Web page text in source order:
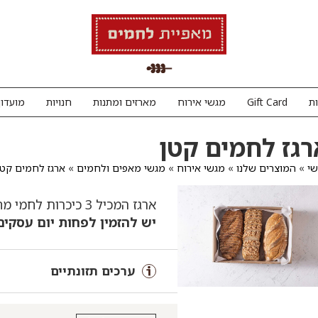
Gift Card מגשי אירוח מארזים ומתנות חנויות
לחמים קטן
» המוצרים שלנו » מגשי אירוח » מגשי מאפים ולחמים » ארגז לחמים
ארגז המכיל 3 כיכרות לחמי מחמצת טריים ופרוסים
יש להזמין לפחות יום
ערכים תזונתיים